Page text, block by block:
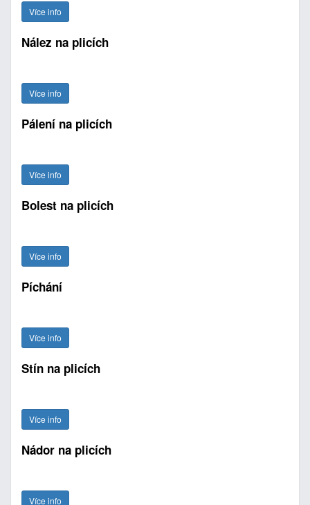
Více info
Nález na plicích
Více info
Pálení na plicích
Více info
Bolest na plicích
Více info
Píchání
Více info
Stín na plicích
Více info
Nádor na plicích
Více info